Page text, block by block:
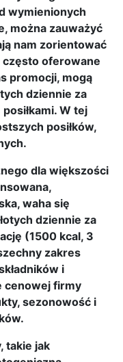
wymienionych
można zauważyć
nam zorientować
często oferowane
promocji, mogą
dziennie za
W tej
posiłków,
dla większości
waha się
dziennie za
(1500 kcal, 3
zakres
i
cenowej firmy
sezonowość i
takie jak